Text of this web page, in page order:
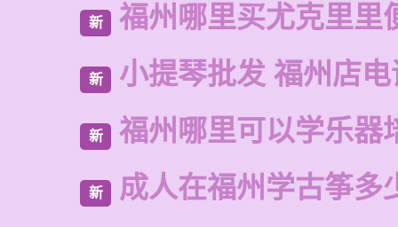
新 福州哪里买尤克里里
新 小提琴批发 福州店
新 福州哪里可以学乐器
新 成人在福州学古筝多